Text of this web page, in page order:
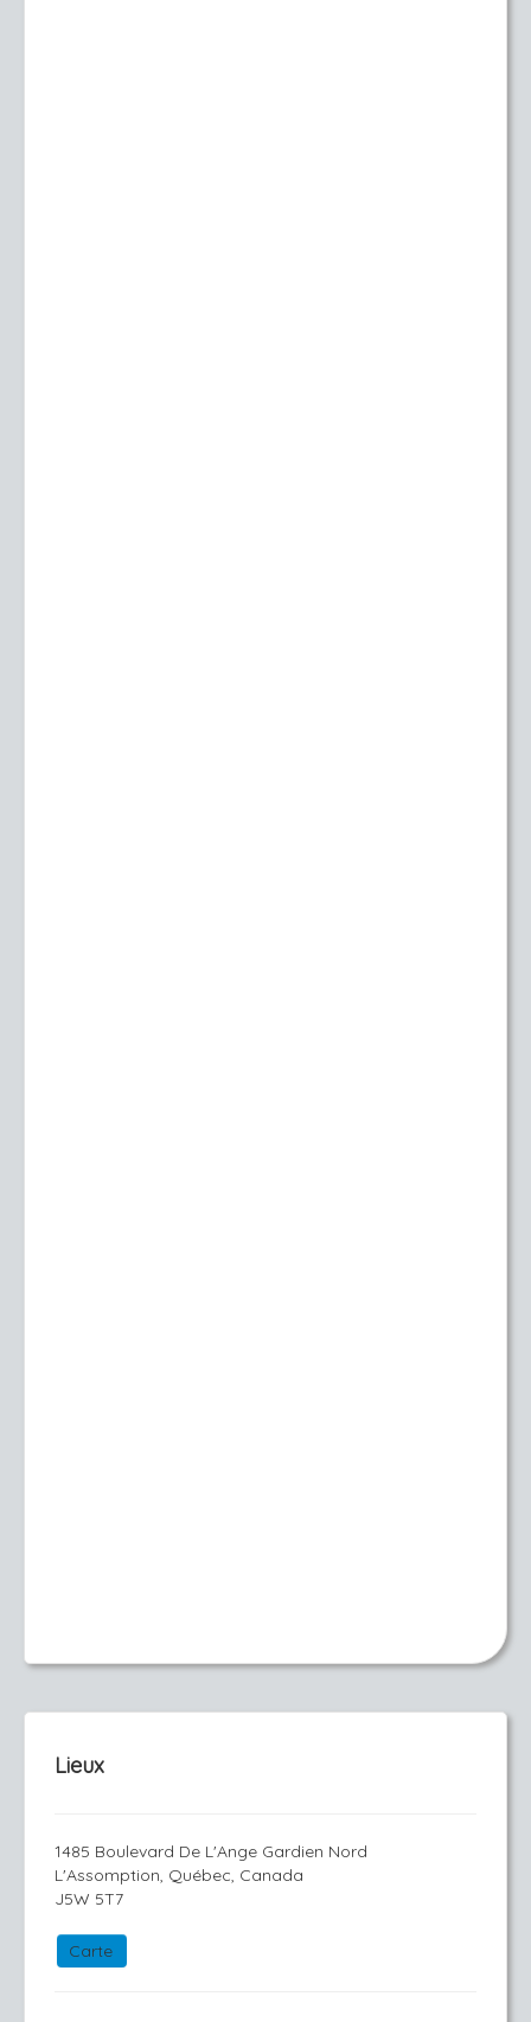
Lieux
1485 Boulevard De L'Ange Gardien Nord
L'Assomption, Québec, Canada
J5W 5T7
Carte